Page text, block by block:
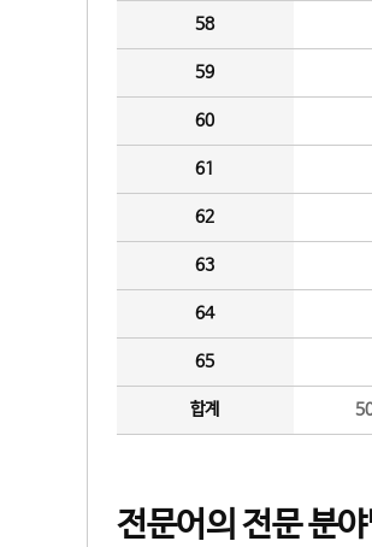
58
59
60
61
62
63
64
65
합계
전문어의 전문 분